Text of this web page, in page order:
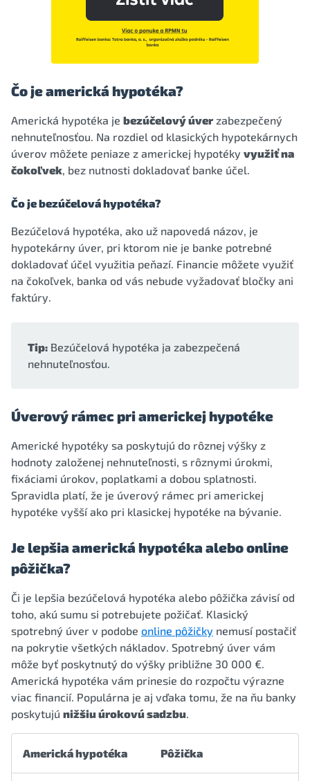
Čo je americká hypotéka?
Americká hypotéka je bezúčelový úverzabezpečený
nehnuteľnosťou. Na rozdiel od klasických hypotekárnych
úverov môžete peniaze z americkej hypotéky využiť na
čokoľvek, bez nutnosti dokladovať banke účel.
Čo je bezúčelová hypotéka?
Bezúčelová hypotéka, ako už napovedá názov, je
hypotekárny úver, pri ktorom nie je banke potrebné
dokladovať účel využitia peňazí. Financie môžete využiť
na čokoľvek, banka od vás nebude vyžadovať bločky ani
faktúry.
Tip: Bezúčelová hypotéka ja zabezpečená
nehnuteľnosťou.
Úverový rámec pri americkej hypotéke
Americké hypotéky sa poskytujú do rôznej výšky z
hodnoty založenej nehnuteľnosti, s rôznymi úrokmi,
fixáciami úrokov, poplatkami a dobou splatnosti.
Spravidla platí, že je úverový rámec pri americkej
hypotéke vyšší ako pri klasickej hypotéke na bývanie.
Je lepšia americká hypotéka alebo online
pôžička?
Či je lepšia bezúčelová hypotéka alebo pôžička závisí od
toho, akú sumu si potrebujete požičať. Klasický
spotrebný úver v podobe online pôžičky nemusí postačiť
na pokrytie všetkých nákladov. Spotrebný úver vám
môže byť poskytnutý do výšky približne 30 000 €.
Americká hypotéka vám prinesie do rozpočtu výrazne
viac financií. Populárna je aj vďaka tomu, že na ňu banky
poskytujú nižšiu úrokovú sadzbu.
Americká hypotéka Pôžička